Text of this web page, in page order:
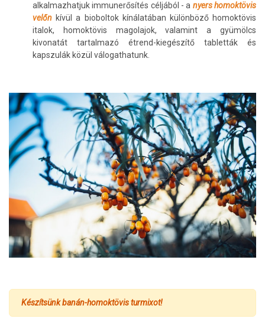
alkalmazhatjuk immunerősítés céljából - a nyers homoktövis
velőn kívül a bioboltok kínálatában különböző homoktövis
italok, homoktövis magolajok, valamint a gyümölcs
kivonatát tartalmazó étrend-kiegészítő tabletták és
kapszulák közül válogathatunk.
Készítsünk banán-homoktövis turmixot!